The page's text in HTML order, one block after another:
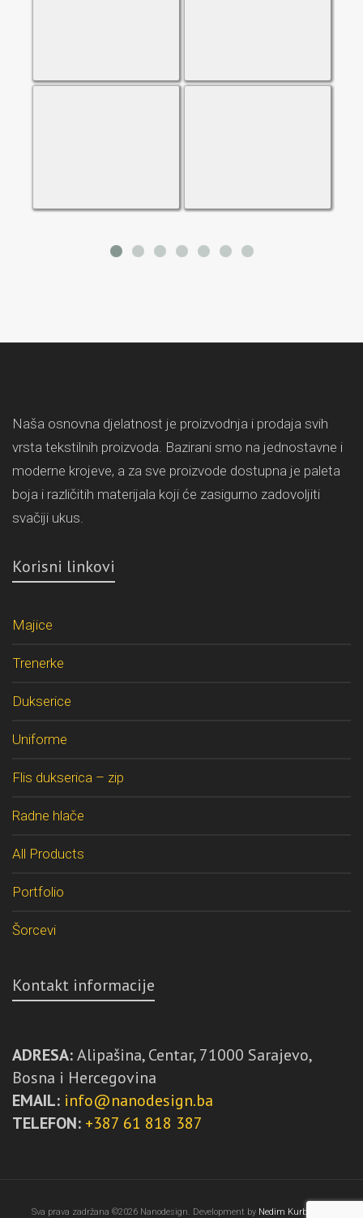
Naša osnovna djelatnost je proizvodnja i prodaja svih
vrsta tekstilnih proizvoda. Bazirani smo na jednostavne i
moderne krojeve, a za sve proizvode dostupna je paleta
boja i različitih materijala koji će zasigurno zadovoljiti
svačiji ukus.
Korisni linkovi
Majice
Trenerke
Dukserice
Uniforme
Flis dukserica – zip
Radne hlače
All Products
Portfolio
Šorcevi
Kontakt informacije
ADRESA:Alipašina, Centar, 71000 Sarajevo,
Bosna i Hercegovina
EMAIL: info@nanodesign.ba
TELEFON: +387 61 818 387
Sva prava zadržana ©2026 Nanodesign. Development by Nedim Kurbegović